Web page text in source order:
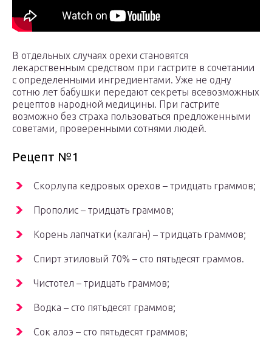
В отдельных случаях орехи становятся
лекарственным средством при гастрите в сочетании
с определенными ингредиентами. Уже не одну
сотню лет бабушки передают секреты всевозможных
рецептов народной медицины. При гастрите
возможно без страха пользоваться предложенными
советами, проверенными сотнями людей.
Рецепт №1
Скорлупа кедровых орехов – тридцать граммов;
Прополис – тридцать граммов;
Корень лапчатки (калган) – тридцать граммов;
Спирт этиловый 70% – сто пятьдесят граммов.
Чистотел – тридцать граммов;
Водка – сто пятьдесят граммов;
Сок алоэ – сто пятьдесят граммов;